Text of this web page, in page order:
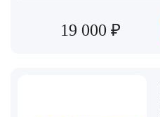
19 000 ₽